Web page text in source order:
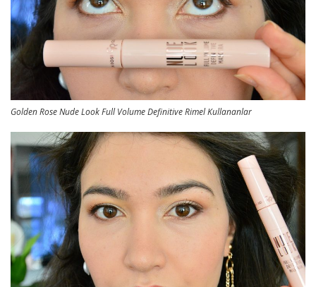
Golden Rose Nude Look Full Volume Definitive Rimel Kullananlar